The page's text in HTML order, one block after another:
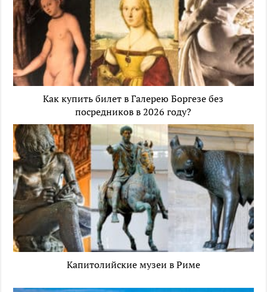
Как купить билет в Галерею Боргезе без
посредников в 2026 году?
Капитолийские музеи в Риме